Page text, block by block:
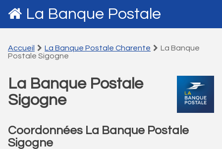
La Banque Postale
Accueil La Banque Postale Charente
La Banque
Postale Sigogne
La Banque Postale
Sigogne
Coordonnées La Banque Postale
Sigogne